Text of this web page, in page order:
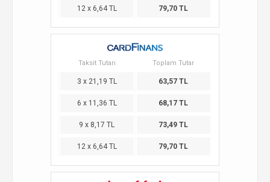
12 x 6,64 TL 79,70 TL
Taksit Tutarı Toplam Tutar
3 x 21,19 TL 63,57 TL
6 x 11,36 TL 68,17 TL
9 x 8,17 TL 73,49 TL
12 x 6,64 TL 79,70 TL